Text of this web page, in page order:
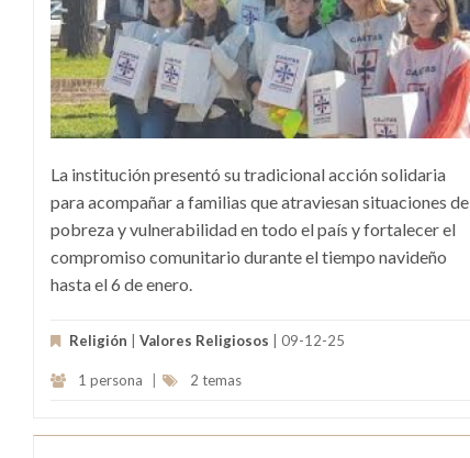
La institución presentó su tradicional acción solidaria
para acompañar a familias que atraviesan situaciones de
pobreza y vulnerabilidad en todo el país y fortalecer el
compromiso comunitario durante el tiempo navideño
hasta el 6 de enero.
Religión Valores Religiosos | 09-12-25
1 persona 2 temas